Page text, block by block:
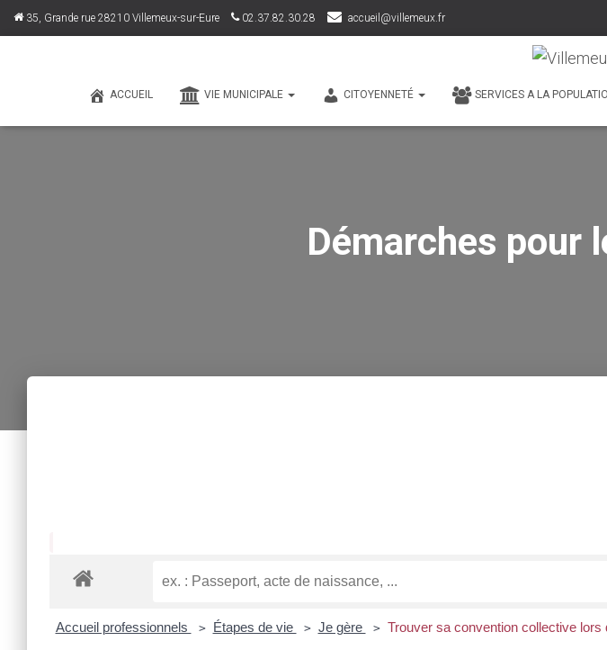
35, Grande rue 28210 Villemeux-sur-Eure 02.37.82.30.28 accueil@villemeux.fr
ACCUEIL VIE MUNICIPALE CITOYENNETÉ SERVICES A LA
Démarches pour
Accueil professionnels > Étapes de vie > Je gère > Trouver sa convention collective